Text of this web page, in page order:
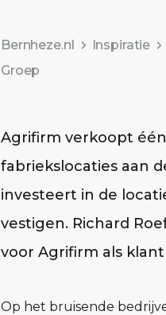
Bernheze.nl Inspiratie
Groep
Agrifirm verkoopt
fabriekslocaties aan
investeert in de
vestigen. Richard
voor Agrifirm als
Op het bruisende